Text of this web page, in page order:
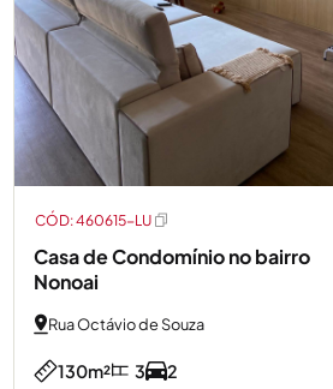
Casa de Condomínio no bairro
Nonoai
Rua Octávio de Souza
130m² 3 2
CÓD: 460615-LU